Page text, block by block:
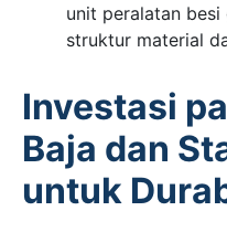
unit peralatan
struktur material
Investasi
Baja dan
untuk